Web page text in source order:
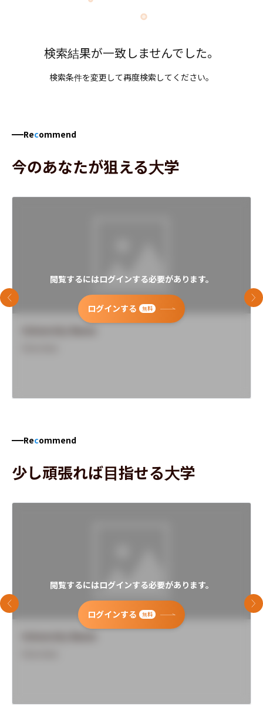
検索結果が一致しませんでした。
検索条件を変更して再度検索してください。
Recommend
今のあなたが狙える大学
閲覧するにはログインする必要があります。
ログインする 無料
前のスライド 次
Recommend
少し頑張れば目指せる大学
閲覧するにはログインする必要があります。
ログインする 無料
前のスライド 次